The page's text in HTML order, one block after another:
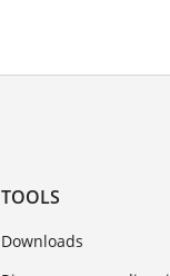
TOOLS
Downloads